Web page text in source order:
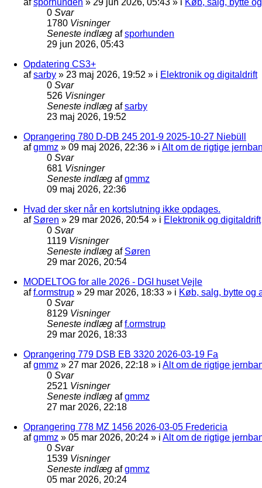
0 Svar
1780 Visninger
Seneste indlæg afsporhunden
29 jun 2026, 05:43
Opdatering CS3+
afsarby » 23 maj 2026, 19:52 » i Elektronik og digitaldrift
0 Svar
526 Visninger
Seneste indlæg afsarby
23 maj 2026, 19:52
Oprangering 780 D-DB 245 201-9 2025-10-27 Niebüll
afgmmz » 09 maj 2026, 22:36 » i Alt om de rigtige
0 Svar
681 Visninger
Seneste indlæg afgmmz
09 maj 2026, 22:36
Hvad der sker når en kortslutning ikke opdages.
af Søren » 29 mar 2026, 20:54 » i Elektronik og digitaldrift
0 Svar
1119 Visninger
Seneste indlæg af Søren
29 mar 2026, 20:54
MODELTOG for alle 2026 - DGI huset Vejle
aff.ormstrup » 29 mar 2026, 18:33 » i Køb, salg, bytte og
0 Svar
8129 Visninger
Seneste indlæg aff.ormstrup
29 mar 2026, 18:33
Oprangering 779 DSB EB 3320 2026-03-19 Fa
afgmmz » 27 mar 2026, 22:18 » i Alt om de rigtige
0 Svar
2521 Visninger
Seneste indlæg afgmmz
27 mar 2026, 22:18
Oprangering 778 MZ 1456 2026-03-05 Fredericia
afgmmz » 05 mar 2026, 20:24 » i Alt om de rigtige
0 Svar
1539 Visninger
Seneste indlæg afgmmz
05 mar 2026, 20:24